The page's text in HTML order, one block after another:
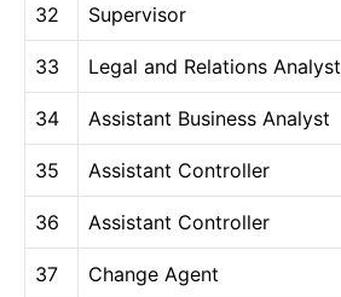
32 Supervisor
33 Legal and Relations Analyst
34 Assistant Business Analyst
35 Assistant Controller
36 Assistant Controller
37 Change Agent